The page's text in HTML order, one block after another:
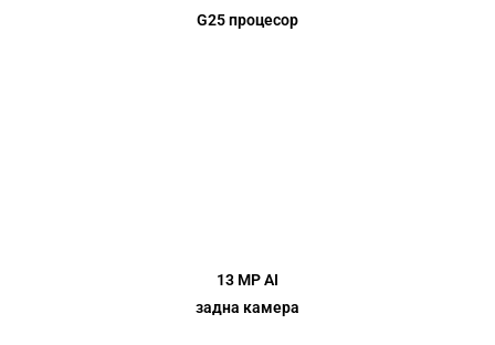
G25 процесор
13 MP AI
задна камера